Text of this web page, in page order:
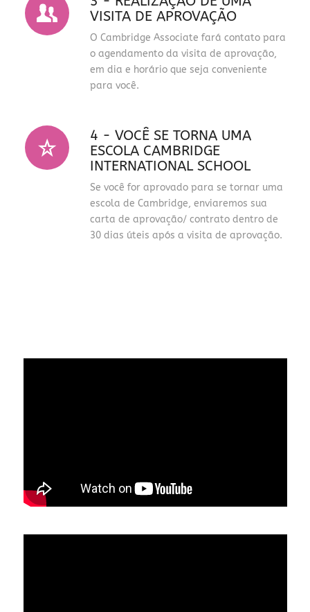
VISITA DE APROVAÇÃO
O Cambridge Associate fará contato para
o agendamento da visita de aprovação,
em dia e horário que seja conveniente
para você.
4 - VOCÊ SE TORNA UMA
ESCOLA CAMBRIDGE
INTERNATIONAL SCHOOL
Se você for aprovado para se tornar uma
escola de Cambridge, enviaremos sua
carta de aprovação/ contrato dentro de
30 dias úteis após a visita de aprovação.